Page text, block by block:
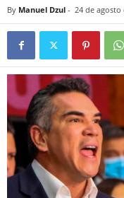
By Manuel Dzul - 24 de agosto